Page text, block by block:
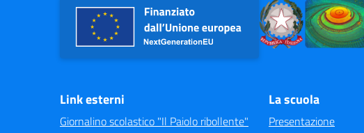
Link esterni
Giornalino scolastico "Il Paiolo ribollente"
La scuola
Presentazione